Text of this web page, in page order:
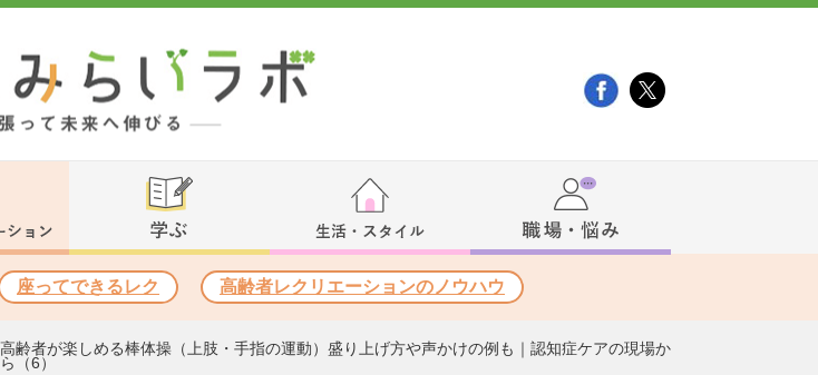
座ってできるレク 高齢者レクリエーションのノウハウ
高齢者が楽しめる棒体操（上肢・手指の運動）盛り上げ方や声かけの例も｜認知症ケアの現場か
ら（6）